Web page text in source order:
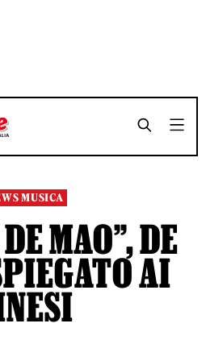
MUSICA
MAO”, DE
AI